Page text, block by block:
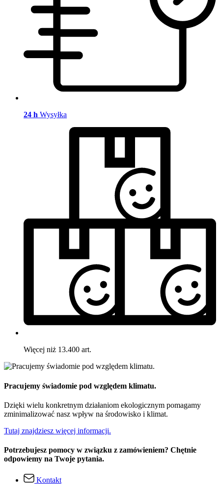
24 h Wysyłka
Więcej niż 13.400 art.
Pracujemy świadomie pod względem klimatu.
Dzięki wielu konkretnym działaniom ekologicznym pomagamy
zminimalizować nasz wpływ na środowisko i klimat.
Tutaj znajdziesz więcej informacji.
Potrzebujesz pomocy w związku z zamówieniem? Chętnie
odpowiemy na Twoje pytania.
Kontakt